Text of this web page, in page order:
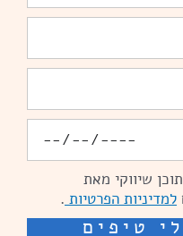
שיווקי מאת
למדיניות הפרטיות .
טיפים